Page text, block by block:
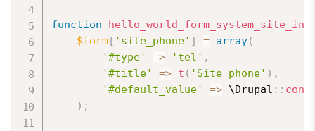
function
$form[ 'site_phone' ] = array(
'#type'
=> 'tel' ,
'#title'
=> t ( 'Site phone' ) ,
'#default_value'
=> \Drupal : :
) ;